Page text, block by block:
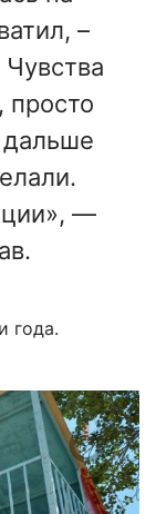
–
просто
дальше
—
года.